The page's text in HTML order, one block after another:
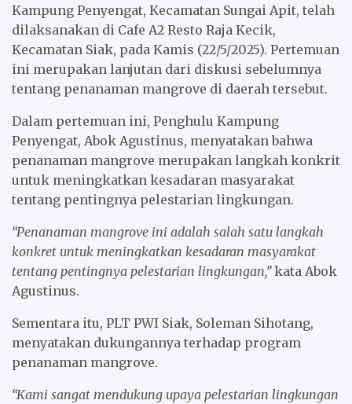
o
o
k
e
r
A
p
p
Kampung Penyengat, Kecamatan Sungai Apit, telah
dilaksanakan di Cafe A2 Resto Raja Kecik,
Kecamatan Siak, pada Kamis (22/5/2025). Pertemuan
ini merupakan lanjutan dari diskusi sebelumnya
tentang penanaman mangrove di daerah tersebut.
Dalam pertemuan ini, Penghulu Kampung
Penyengat, Abok Agustinus, menyatakan bahwa
penanaman mangrove merupakan langkah konkrit
untuk meningkatkan kesadaran masyarakat
tentang pentingnya pelestarian lingkungan.
“Penanaman mangrove ini adalah salah satu langkah
konkret untuk meningkatkan kesadaran masyarakat
tentang pentingnya pelestarian lingkungan,”kata Abok
Agustinus.
Sementara itu, PLT PWI Siak, Soleman Sihotang,
menyatakan dukungannya terhadap program
penanaman mangrove.
“Kami sangat mendukung upaya pelestarian lingkungan